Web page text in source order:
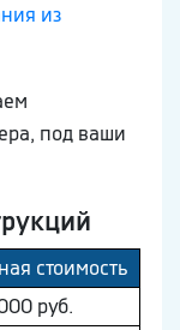
из
под ваши
стоимость
руб.